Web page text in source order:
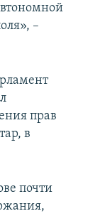
–
прав
в
почти